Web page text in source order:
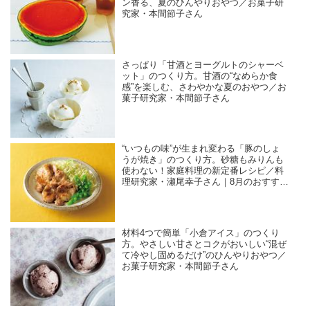
ン香る、夏のひんやりおやつ／お菓子研
究家・本間節子さん
さっぱり「甘酒とヨーグルトのシャーベ
ット」のつくり方。甘酒の“なめらか食
感”を楽しむ、さわやかな夏のおやつ／お
菓子研究家・本間節子さん
“いつもの味”が生まれ変わる「豚のしょ
うが焼き」のつくり方。砂糖もみりんも
使わない！家庭料理の新定番レシピ／料
理研究家・瀬尾幸子さん｜8月のおすすめ
材料4つで簡単「小倉アイス」のつくり
方。やさしい甘さとコクがおいしい“混ぜ
て冷やし固めるだけ”のひんやりおやつ／
お菓子研究家・本間節子さん